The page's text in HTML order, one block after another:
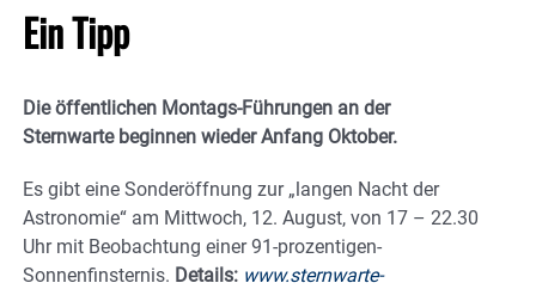
Ein Tipp
Die öffentlichen Montags-Führungen an der
Sternwarte beginnen wieder Anfang Oktober.
Es gibt eine Sonderöffnung zur „langen Nacht der
Astronomie“ am Mittwoch, 12. August, von 17 – 22.30
Uhr mit Beobachtung einer 91-prozentigen-
Sonnenfinsternis. Details: www.sternwarte-